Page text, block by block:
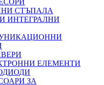
СТЪПАЛА
ИНТЕГРАЛНИ
ЕЛЕМЕНТИ
ЗА